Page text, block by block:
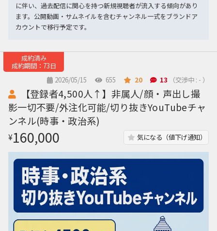
に伴い、過去配信に関心を持つ新規視聴者が流入する傾向があり
ます。公開動画・サムネイルを含むチャンネル一式をブランドア
カウントで移行予定です。
成約済み
成約期間：73日
2026/05/15
655 20 13 （交渉中 : - ）
【登録者4,500人↑】非属人/顔・声出し撮
影一切不要/外注化可能/切り抜きYouTubeチャ
ンネル(時事・政治系)
¥160,000 気になる（値下げ通知）